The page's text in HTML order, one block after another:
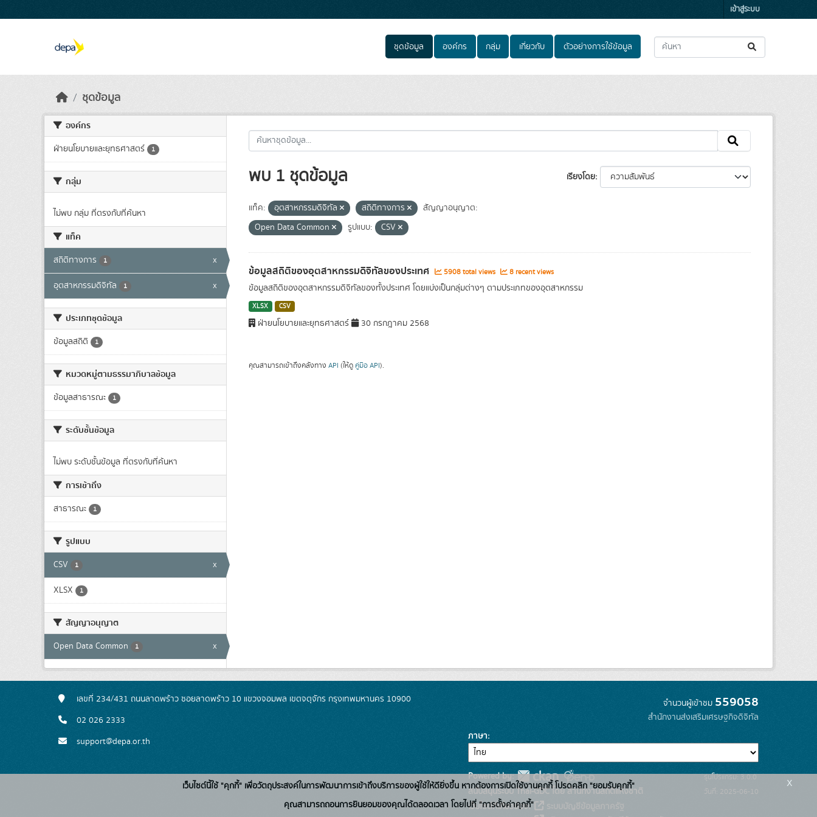
เข้าสู่ระบบ
ชุดข้อมูล องค์กร กลุ่ม เกี่ยวกับ ตัวอย่างการใช้ข้อมูล
ชุดข้อมูล
องค์กร
ฝ่ายนโยบายและยุทธศาสตร์ 1
กลุ่ม
ไม่พบ กลุ่ม ที่ตรงกับที่ค้นหา
แท็ค
สถิติทางการ 1 x
อุตสาหกรรมดิจิทัล 1 x
ประเภทชุดข้อมูล
ข้อมูลสถิติ 1
หมวดหมู่ตามธรรมาภิบาลข้อมูล
ข้อมูลสาธารณะ 1
ระดับชั้นข้อมูล
ไม่พบ ระดับชั้นข้อมูล ที่ตรงกับที่ค้นหา
การเข้าถึง
สาธารณะ 1
รูปแบบ
CSV 1 x
XLSX 1
สัญญาอนุญาต
Open Data Common 1 x
เรียงโดย
พบ 1 ชุดข้อมูล
แท็ค: อุตสาหกรรมดิจิทัล สถิติทางการ
สัญญาอนุญาต:
Open Data Common
รูปแบบ: CSV
ข้อมูลสถิติของอุตสาหกรรมดิจิทัลของประเทศ 5908 total views 8 recent views
ข้อมูลสถิติของอุตสาหกรรมดิจิทัลของทั้งประเทศ โดยแบ่งเป็นกลุ่มต่างๆ ตามประเภทของอุตสาหกรรม
XLSX CSV
ฝ่ายนโยบายและยุทธศาสตร์ 30 กรกฎาคม 2568
คุณสามารถเข้าถึงคลังทาง API (ให้ดู คู่มือ API).
เลขที่ 234/431 ถนนลาดพร้าว ซอยลาดพร้าว 10 แขวงจอมพล เขตจตุจักร กรุงเทพมหานคร 10900
02 026 2333
support@depa.or.th
จำนวนผู้เข้าชม 559058
สำนักงานส่งเสริมเศรษฐกิจดิจิทัล
ภาษา
Powered by:
สนับสนุนระบบ Thai-GDC โดย สำนักงานสถิติแห่งชาติ
เว็บไซต์ที่เกี่ยวข้อง:
รุ่นโปรแกรม: 3.0.0
วันที่: 2025-06-10
เว็บไซต์นี้ใช้ "คุกกี้" เพื่อวัตถุประสงค์ในการพัฒนาการเข้าถึงบริการของผู้ใช้ให้ดียิ่งขึ้น หากต้องการเปิดใช้งานคุกกี้ โปรดคลิก "ยอมรับคุกกี้"
คุณสามารถถอนการยินยอมของคุณได้ตลอดเวลา โดยไปที่ "การตั้งค่าคุกกี้"
x